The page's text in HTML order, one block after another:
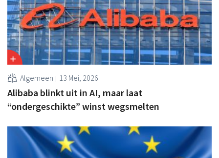
Algemeen 13 Mei, 2026
Alibaba blinkt uit in AI, maar laat
“ondergeschikte” winst wegsmelten